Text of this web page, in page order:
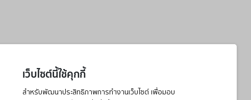
เว็บไซต์นี้ใช้คุกกี้
สำหรับพัฒนาประสิทธิภาพการทำงานเว็บไซต์ เพื่อมอบ